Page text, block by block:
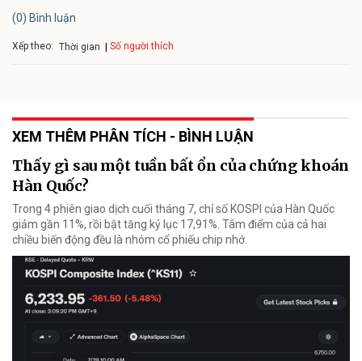
(0) Bình luận
Xếp theo: Thời gian Số người thích
XEM THÊM PHÂN TÍCH - BÌNH LUẬN
Thấy gì sau một tuần bất ổn của chứng khoán
Hàn Quốc?
Trong 4 phiên giao dịch cuối tháng 7, chỉ số KOSPI của Hàn Quốc
giảm gần 11%, rồi bật tăng kỷ lục 17,91%. Tâm điểm của cả hai
chiều biến động đều là nhóm cổ phiếu chip nhớ.